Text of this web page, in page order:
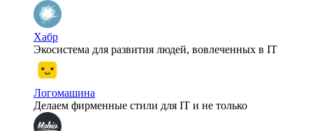
Хабр
Экосистема для развития людей, вовлеченных в IT
Логомашина
Делаем фирменные стили для IT и не только